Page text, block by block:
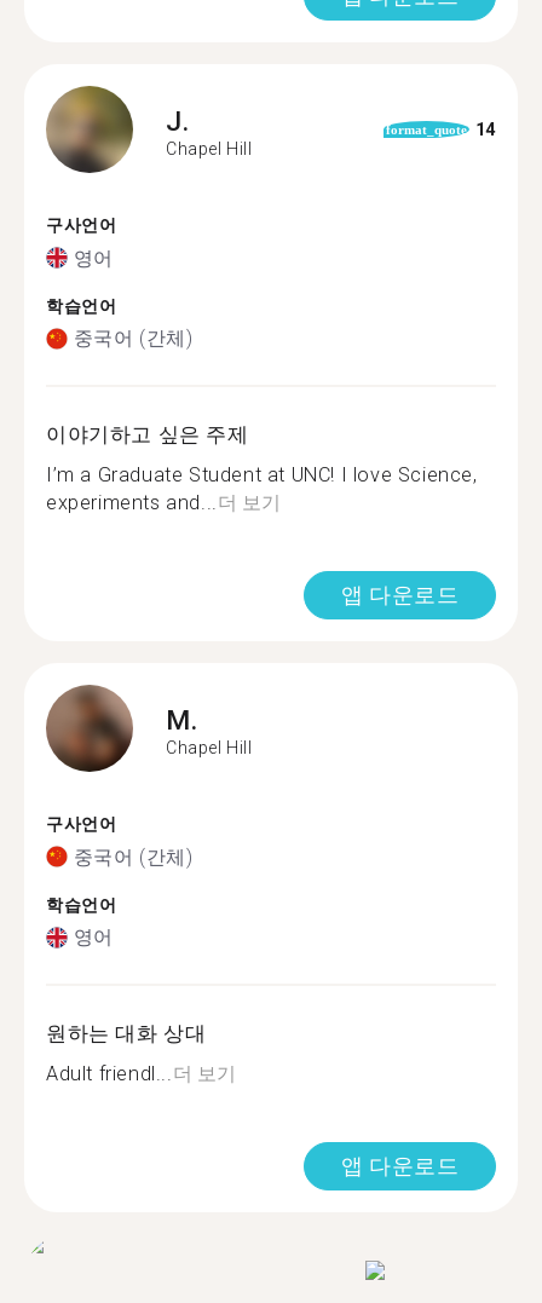
J.
Chapel Hill
format_quote 14
구사언어
영어
학습언어
중국어 (간체)
이야기하고 싶은 주제
I’m a Graduate Student at UNC! I love Science,
experiments and...더 보기
앱 다운로드
M.
Chapel Hill
구사언어
중국어 (간체)
학습언어
영어
원하는 대화 상대
Adult friendl...더 보기
앱 다운로드